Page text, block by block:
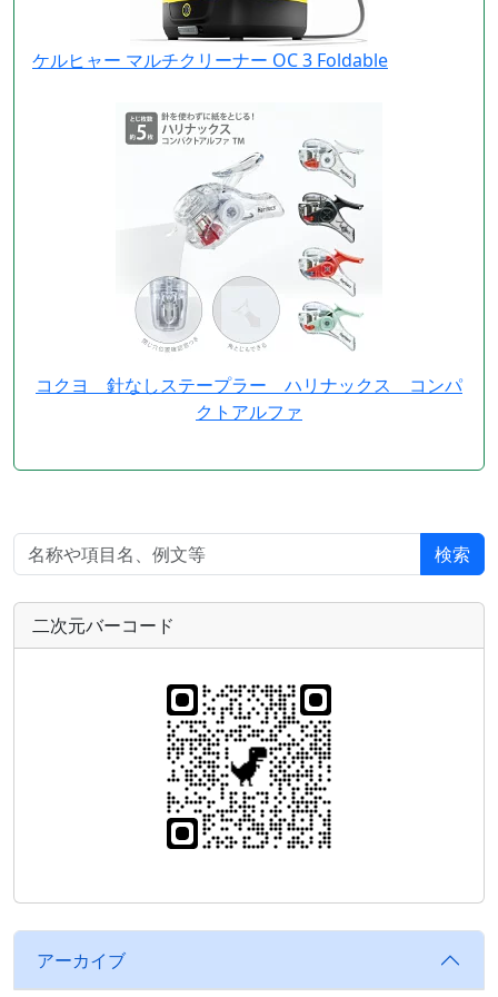
ケルヒャー マルチクリーナー OC 3 Foldable
コクヨ 針なしステープラー ハリナックス コンパ
クトアルファ
検索
二次元バーコード
アーカイブ